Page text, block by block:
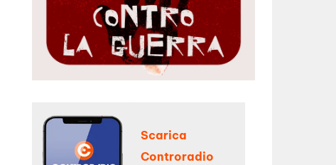
Scarica
Controradio